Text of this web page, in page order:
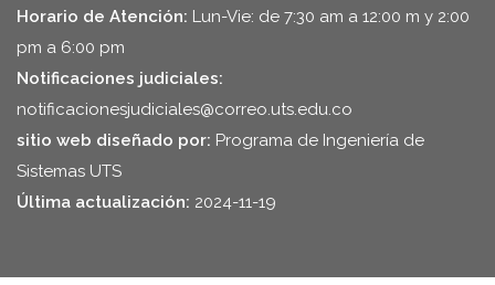
Horario de Atención: Lun-Vie: de 7:30 am a 12:00 m y 2:00
pm a 6:00 pm
Notificaciones judiciales:
notificacionesjudiciales@correo.uts.edu.co
sitio web diseñado por: Programa de Ingeniería de
Sistemas UTS
Última actualización: 2024-11-19